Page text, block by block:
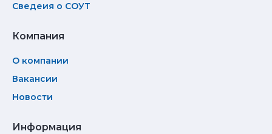
Сведеия о СОУТ
Компания
О компании
Вакансии
Новости
Информация